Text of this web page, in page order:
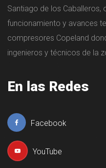
Santiago de los Caballeros,
funcionamiento y avances
compresores Copeland
ingenieros y técnicos de la
En las Redes
Facebook
YouTube